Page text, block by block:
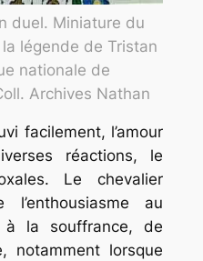
duel. Miniature du
légende de Tristan
nationale de
Archives Nathan
facilement, l’amour
réactions, le
Le chevalier
au
à la souffrance, de
notamment lorsque